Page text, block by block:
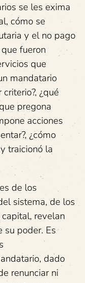
se les exima
cómo se
y el no pago
fueron
que
mandatario
¿qué
pregona
acciones
¿cómo
traicionó la
de los
sistema, de los
revelan
su poder. Es
dado
renunciar ni